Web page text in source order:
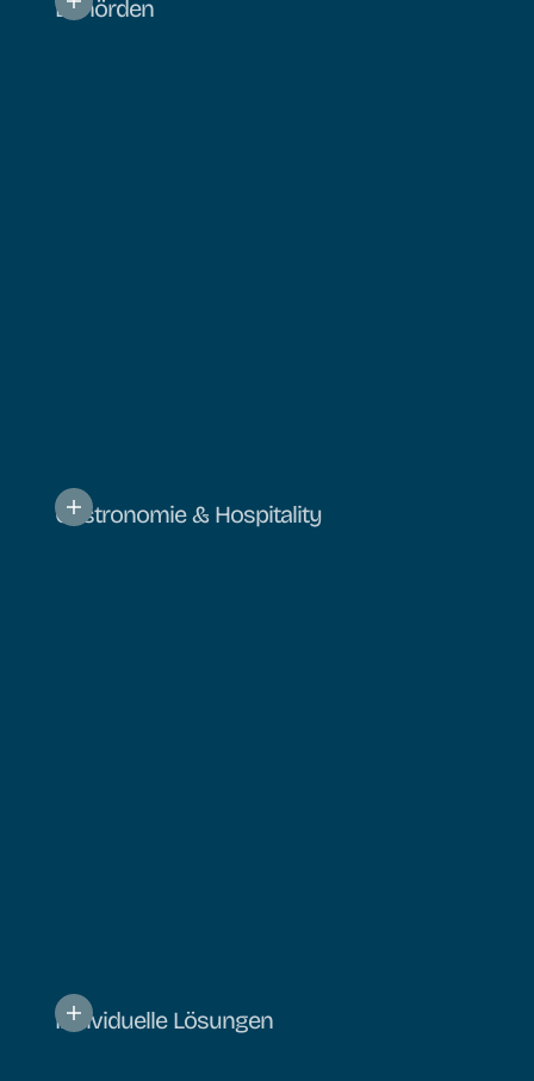
Behörden
Gastronomie & Hospitality
Individuelle Lösungen